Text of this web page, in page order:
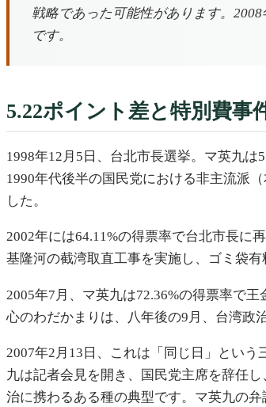
戦略であった可能性があります。
です。
5.22ポイント差と特別費事
1998年12月5日、台北市長選挙。マ英九は
1990年代後半の国民党における非主流派
した。
2002年には64.11%の得票率で台北市長に
基隆河の截湾取直工事を実施し、ゴミ袋
2005年7月、マ英九は72.36%の得票率で
心のわだかまりは、八年後の9月、台湾政
2007年2月13日、これは「同じ日」とい
九は記者会見を開き、国民党主席を辞任
治に携わるある種の典型です。マ英九の